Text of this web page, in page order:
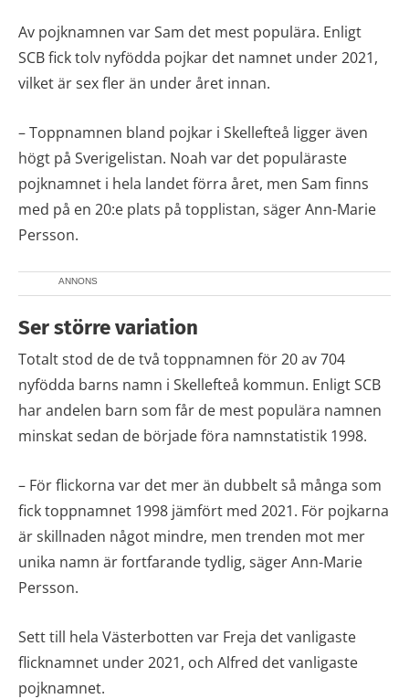
Av pojknamnen var Sam det mest populära. Enligt
SCB fick tolv nyfödda pojkar det namnet under 2021,
vilket är sex fler än under året innan.
– Toppnamnen bland pojkar i Skellefteå ligger även
högt på Sverigelistan. Noah var det populäraste
pojknamnet i hela landet förra året, men Sam finns
med på en 20:e plats på topplistan, säger Ann-Marie
Persson.
ANNONS
Ser större variation
Totalt stod de de två toppnamnen för 20 av 704
nyfödda barns namn i Skellefteå kommun. Enligt SCB
har andelen barn som får de mest populära namnen
minskat sedan de började föra namnstatistik 1998.
– För flickorna var det mer än dubbelt så många som
fick toppnamnet 1998 jämfört med 2021. För pojkarna
är skillnaden något mindre, men trenden mot mer
unika namn är fortfarande tydlig, säger Ann-Marie
Persson.
Sett till hela Västerbotten var Freja det vanligaste
flicknamnet under 2021, och Alfred det vanligaste
pojknamnet.